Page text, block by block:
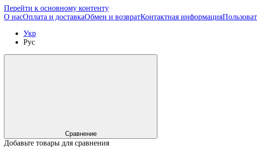
Перейти к основному контенту
О насОплата и доставкаОбмен и возвратКонтактная информация
Укр
Рус
Сравнение
Добавьте товары для сравнения